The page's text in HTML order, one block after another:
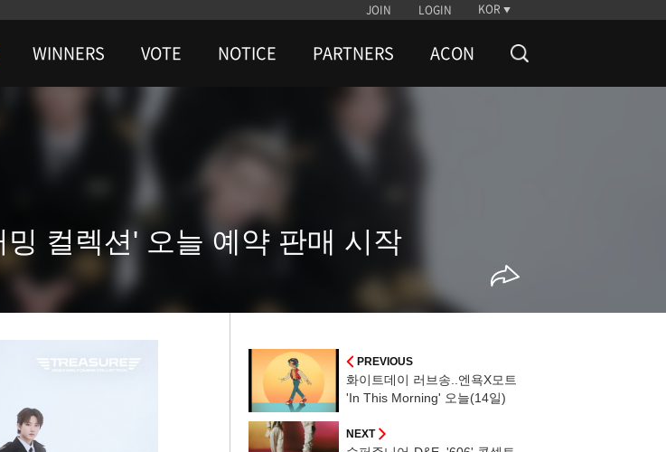
JOIN LOGIN KOR
WINNERS VOTE NOTICE PARTNERS ACON
컬렉션' 오늘 예약 판매 시작
PREVIOUS
화이트데이 러브송..엔욕X모트
'In This Morning' 오늘(14일)
NEXT